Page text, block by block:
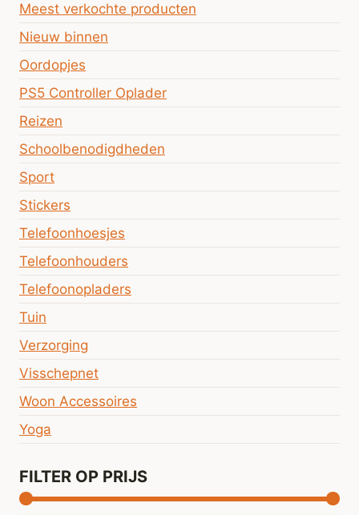
Meest verkochte producten
Nieuw binnen
Oordopjes
PS5 Controller Oplader
Reizen
Schoolbenodigdheden
Sport
Stickers
Telefoonhoesjes
Telefoonhouders
Telefoonopladers
Tuin
Verzorging
Visschepnet
Woon Accessoires
Yoga
FILTER OP PRIJS